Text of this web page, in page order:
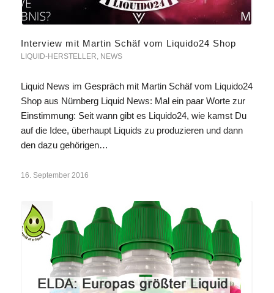
Interview mit Martin Schäf vom Liquido24 Shop
LIQUID-HERSTELLER NEWS
Liquid News im Gespräch mit Martin Schäf vom Liquido24
Shop aus Nürnberg Liquid News: Mal ein paar Worte zur
Einstimmung: Seit wann gibt es Liquido24, wie kamst Du
auf die Idee, überhaupt Liquids zu produzieren und dann
den dazu gehörigen…
16. September 2016